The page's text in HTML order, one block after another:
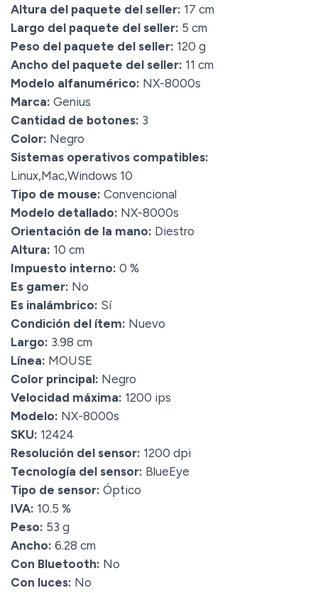
Altura del paquete del seller: 17 cm
Largo del paquete del seller: 5 cm
Peso del paquete del seller: 120 g
Ancho del paquete del seller: 11 cm
Modelo alfanumérico: NX-8000s
Marca: Genius
Cantidad de botones: 3
Color: Negro
Sistemas operativos compatibles:
Linux,Mac,Windows 10
Tipo de mouse: Convencional
Modelo detallado: NX-8000s
Orientación de la mano: Diestro
Altura: 10 cm
Impuesto interno: 0 %
Es gamer: No
Es inalámbrico: Sí
Condición del ítem: Nuevo
Largo: 3.98 cm
Línea: MOUSE
Color principal: Negro
Velocidad máxima: 1200 ips
Modelo: NX-8000s
SKU: 12424
Resolución del sensor: 1200 dpi
Tecnología del sensor: BlueEye
Tipo de sensor: Óptico
IVA: 10.5 %
Peso: 53 g
Ancho: 6.28 cm
Con Bluetooth: No
Con luces: No